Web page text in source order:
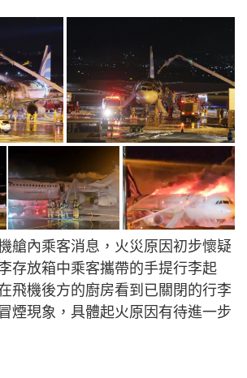
艙內乘客消息，火災原因初步懷疑
存放箱中乘客攜帶的手提行李起
飛機後方的廚房看到已關閉的行李
煙現象，具體起火原因有待進一步